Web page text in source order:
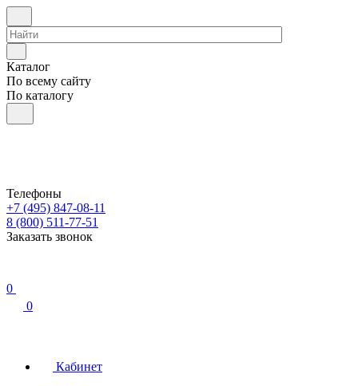
Каталог
По всему сайту
По каталогу
Телефоны
+7 (495) 847-08-11
8 (800) 511-77-51
Заказать звонок
0
0
Кабинет